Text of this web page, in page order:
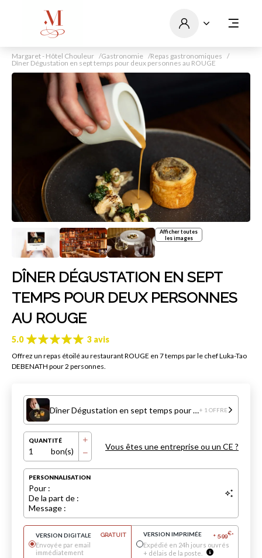
Margaret - Hôtel Chouleur Gastronomie
Repas gastronomiques
Dîner Dégustation en sept temps pour deux personnes au ROUGE
Afficher toutes
les images
DÎNER DÉGUSTATION EN SEPT
TEMPS POUR DEUX PERSONNES
AU ROUGE
5.0 3 avis
Offrez un repas étoilé au restaurant ROUGE en 7 temps par le chef Luka-Tao
DEBENATH pour 2 personnes.
Dîner Dégustation en sept temps pour deux personnes au ROUGE+ 1 OFFRE
QUANTITÉ
1 bon(s) Vous êtes une entreprise ou un CE ?
PERSONNALISATION
Pour :
De la part de :
Message :
VERSION DIGITALE GRATUIT
Envoyée par email
immédiatement
VERSION IMPRIMÉE + 5.99€*
Expédié en 24h jours ouvrés
+ délais de la poste.